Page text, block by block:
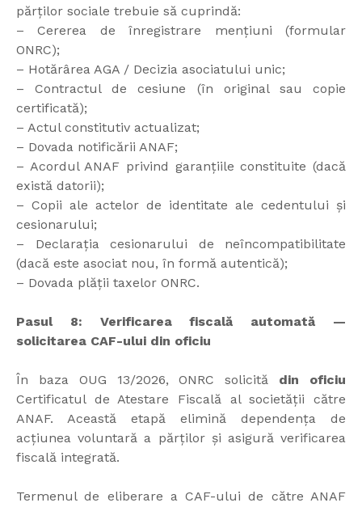
părților sociale trebuie să cuprindă:
– Cererea de înregistrare mențiuni (formular
ONRC);
– Hotărârea AGA / Decizia asociatului unic;
– Contractul de cesiune (în original sau copie
certificată);
– Actul constitutiv actualizat;
– Dovada notificării ANAF;
– Acordul ANAF privind garanțiile constituite (dacă
există datorii);
– Copii ale actelor de identitate ale cedentului și
cesionarului;
– Declarația cesionarului de neîncompatibilitate
(dacă este asociat nou, în formă autentică);
– Dovada plății taxelor ONRC.
Pasul 8: Verificarea fiscală automată —
solicitarea CAF-ului din oficiu
În baza OUG 13/2026, ONRC solicită din oficiu
Certificatul de Atestare Fiscală al societății către
ANAF. Această etapă elimină dependența de
acțiunea voluntară a părților și asigură verificarea
fiscală integrată.
Termenul de eliberare a CAF-ului de către ANAF